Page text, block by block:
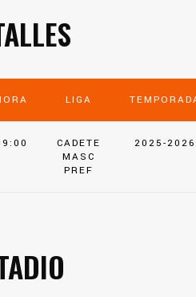
LIGA
CADETE
MASC
PREF
2025-2026